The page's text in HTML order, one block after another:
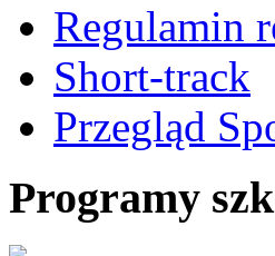
Regulamin
Short-track
Przegląd
Programy